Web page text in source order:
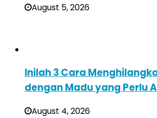
August 5, 2026
Inilah 3 Cara
dengan Madu yang Perlu
August 4, 2026